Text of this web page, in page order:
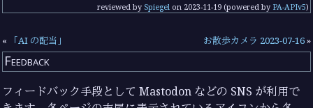
reviewed by Spiegel on 2023-11-19(powered by PA-APIv5)
« 「AI の配当」 お散歩カメラ 2023-07-16»
Feedback
フィードバック手段として Mastodon などの SNS が利用で